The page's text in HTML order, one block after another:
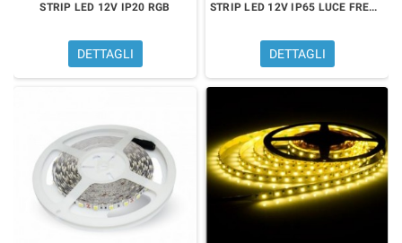
STRIP LED 12V IP20 RGB
DETTAGLI
STRIP LED 12V IP65 LUCE FREDDA
DETTAGLI